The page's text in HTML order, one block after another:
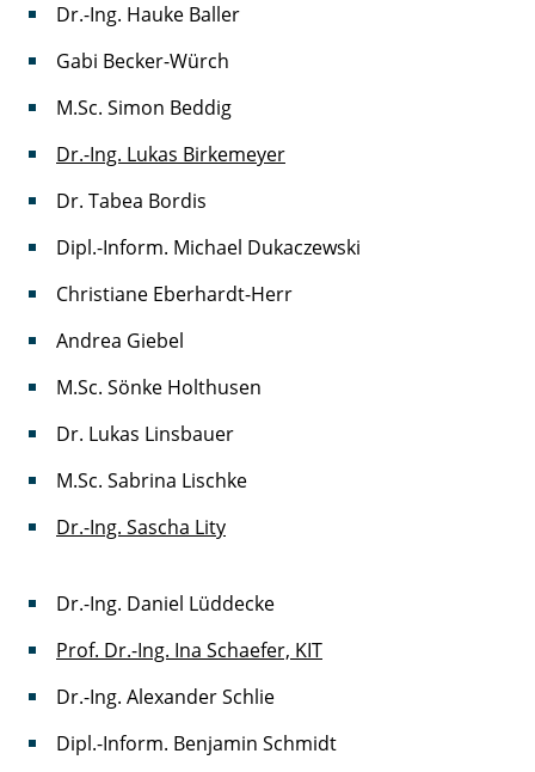
Dr.-Ing. Hauke Baller
Gabi Becker-Würch
M.Sc. Simon Beddig
Dr.-Ing. Lukas Birkemeyer
Dr. Tabea Bordis
Dipl.-Inform. Michael Dukaczewski
Christiane Eberhardt-Herr
Andrea Giebel
M.Sc. Sönke Holthusen
Dr. Lukas Linsbauer
M.Sc. Sabrina Lischke
Dr.-Ing. Sascha Lity
Dr.-Ing. Daniel Lüddecke
Prof. Dr.-Ing. Ina Schaefer, KIT
Dr.-Ing. Alexander Schlie
Dipl.-Inform. Benjamin Schmidt